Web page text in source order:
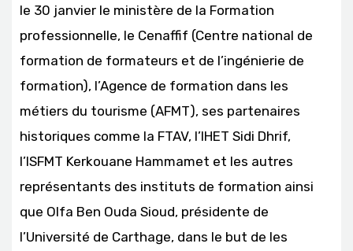
le 30 janvier le ministère de la Formation
professionnelle, le Cenaffif (Centre national de
formation de formateurs et de l’ingénierie de
formation), l’Agence de formation dans les
métiers du tourisme (AFMT), ses partenaires
historiques comme la FTAV, l’IHET Sidi Dhrif,
l’ISFMT Kerkouane Hammamet et les autres
représentants des instituts de formation ainsi
que Olfa Ben Ouda Sioud, présidente de
l’Université de Carthage, dans le but de les